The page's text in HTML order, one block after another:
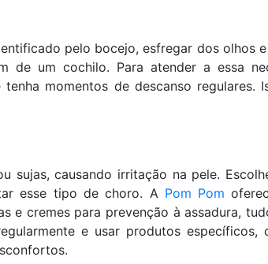
pelo bocejo, esfregar dos olhos
de um cochilo. Para atender a essa
momentos de descanso regulares.
sujas, causando irritação na pele.
esse tipo de choro. A Pom Pom
e cremes para prevenção à assadura,
e usar produtos específicos,